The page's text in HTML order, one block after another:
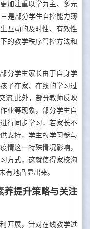
加注重以学为主、多元
是部分学生自控能力薄
互动的及时性、有效性
的教学秩序管控方法和
分学生家长由于自身学
子在家、在线的学习过
流;此外，部分教师反映
业等现象，部分学生自
行同步学习，若家长不
支持，学生的学习参与
情这一特殊情况影响，
方式，这就使得家校沟
有地凸显出来。
养提升策略与关注
开展，针对在线教学过